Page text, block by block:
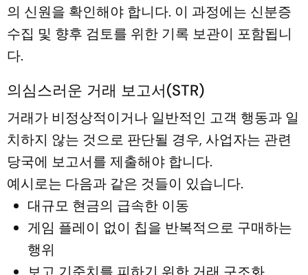
의 신원을 확인해야 합니다. 이 과정에는 신분증
수집 및 향후 검토를 위한 기록 보관이 포함됩니
다.
의심스러운 거래 보고서(STR)
거래가 비정상적이거나 일반적인 고객 행동과 일
치하지 않는 것으로 판단될 경우, 사업자는 관련
당국에 보고서를 제출해야 합니다.
예시로는 다음과 같은 것들이 있습니다.
대규모 현금의 급속한 이동
게임 플레이 없이 칩을 반복적으로 구매하는
행위